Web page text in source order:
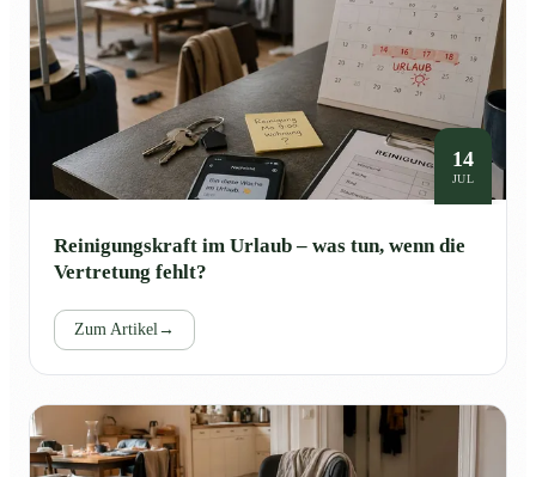
14
JUL
Reinigungskraft im Urlaub – was tun, wenn die
Vertretung fehlt?
Zum Artikel→